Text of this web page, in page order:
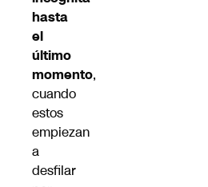
hasta
el
último
momento,
cuando
estos
empiezan
a
desfilar